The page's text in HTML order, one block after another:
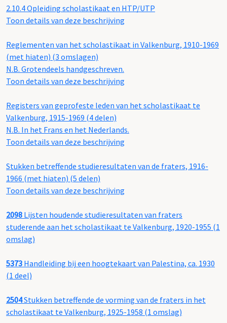
2.10.4Opleiding scholastikaat en HTP/UTP
Toon details van deze beschrijving
Reglementen van het scholastikaat in Valkenburg, 1910-1969
(met hiaten) (3 omslagen)
N.B. Grotendeels handgeschreven.
Toon details van deze beschrijving
Registers van geprofeste leden van het scholastikaat te
Valkenburg, 1915-1969 (4 delen)
N.B. In het Frans en het Nederlands.
Toon details van deze beschrijving
Stukken betreffende studieresultaten van de fraters, 1916-
1966 (met hiaten) (5 delen)
Toon details van deze beschrijving
2098 Lijsten houdende studieresultaten van fraters
studerende aan het scholastikaat te Valkenburg, 1920-1955 (1
omslag)
5373 Handleiding bij een hoogtekaart van Palestina, ca. 1930
(1 deel)
2504Stukken betreffende de vorming van de fraters in het
scholastikaat te Valkenburg, 1925-1958 (1 omslag)